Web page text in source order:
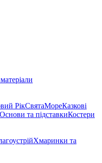
РікСвятаМореКазкові
Основи та підставкиКостери
Хмаринки та